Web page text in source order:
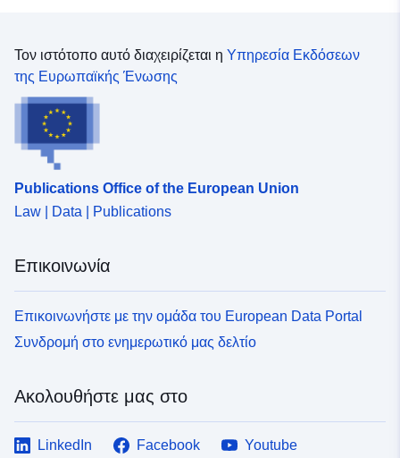
Τον ιστότοπο αυτό διαχειρίζεται η Υπηρεσία Εκδόσεων
της Ευρωπαϊκής Ένωσης
Publications Office of the European Union
Law | Data | Publications
Επικοινωνία
Επικοινωνήστε με την ομάδα του European Data Portal
Συνδρομή στο ενημερωτικό μας δελτίο
Ακολουθήστε μας στο
LinkedIn Facebook
Youtube